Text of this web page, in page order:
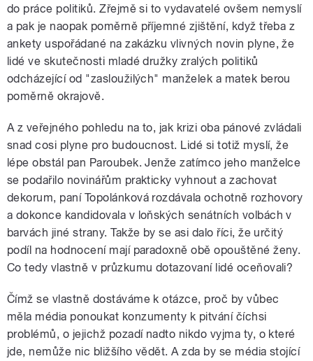
do práce politiků. Zřejmě si to vydavatelé ovšem nemyslí
a pak je naopak poměrně příjemné zjištění, když třeba z
ankety uspořádané na zakázku vlivných novin plyne, že
lidé ve skutečnosti mladé družky zralých politiků
odcházející od "zasloužilých" manželek a matek berou
poměrně okrajově.
A z veřejného pohledu na to, jak krizi oba pánové zvládali
snad cosi plyne pro budoucnost. Lidé si totiž myslí, že
lépe obstál pan Paroubek. Jenže zatímco jeho manželce
se podařilo novinářům prakticky vyhnout a zachovat
dekorum, paní Topolánková rozdávala ochotně rozhovory
a dokonce kandidovala v loňských senátních volbách v
barvách jiné strany. Takže by se asi dalo říci, že určitý
podíl na hodnocení mají paradoxně obě opouštěné ženy.
Co tedy vlastně v průzkumu dotazovaní lidé oceňovali?
Čímž se vlastně dostáváme k otázce, proč by vůbec
měla média ponoukat konzumenty k pitvání číchsi
problémů, o jejichž pozadí nadto nikdo vyjma ty, o které
jde, nemůže nic bližšího vědět. A zda by se média stojící